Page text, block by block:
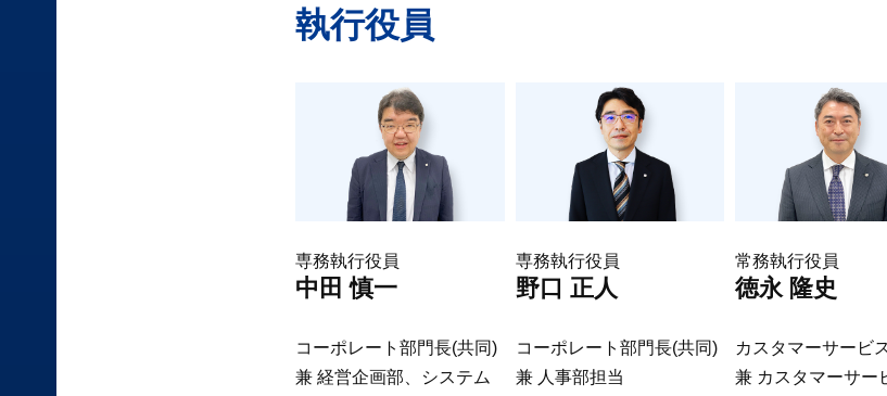
執行役員
専務執行役員
中田 慎一
コーポレート部門長(共同)
兼 経営企画部、システム
専務執行役員
野口 正人
コーポレート部門長(共同)
兼 人事部担当
常務執行役員
徳永 隆史
カスタマーサービ
兼 カスタマーサー